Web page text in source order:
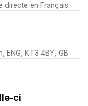
directe en Français.
ENG, KT3 4BY, GB
ci